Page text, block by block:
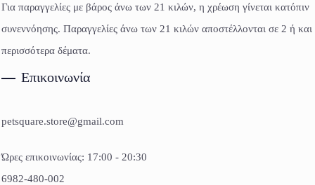
Για παραγγελίες με βάρος άνω των 21 κιλών, η χρέωση γίνεται κατόπιν
συνεννόησης. Παραγγελίες άνω των 21 κιλών αποστέλλονται σε 2 ή και
περισσότερα δέματα.
Επικοινωνία
petsquare.store@gmail.com
Ώρες επικοινωνίας: 17:00 - 20:30
6982-480-002